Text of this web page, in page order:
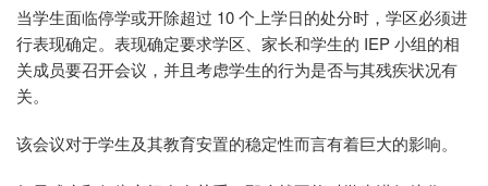
当学生面临停学或开除超过 10 个上学日的处分时，学区必须进
行表现确定。表现确定要求学区、家长和学生的 IEP 小组的相
关成员要召开会议，并且考虑学生的行为是否与其残疾状况有
关。
该会议对于学生及其教育安置的稳定性而言有着巨大的影响。